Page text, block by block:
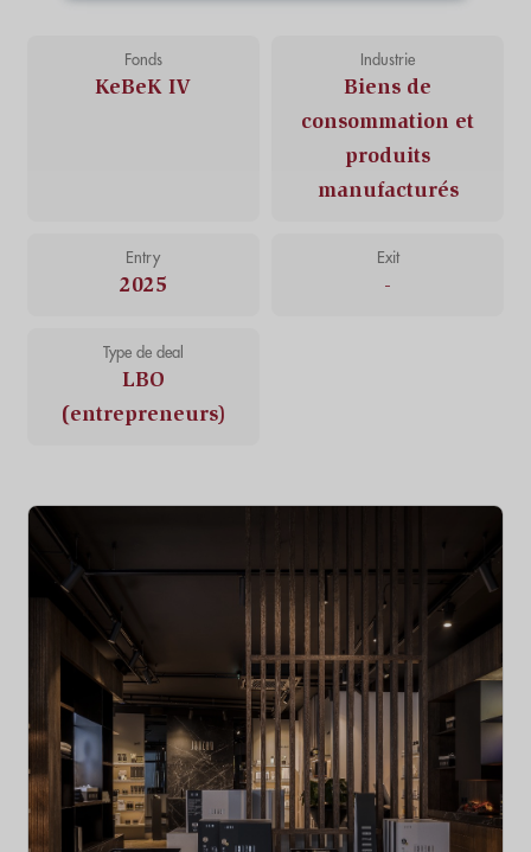
Fonds
KeBeK IV
Industrie
Biens de
consommation et
produits
manufacturés
Entry
2025
Exit
-
Type de deal
LBO
(entrepreneurs)